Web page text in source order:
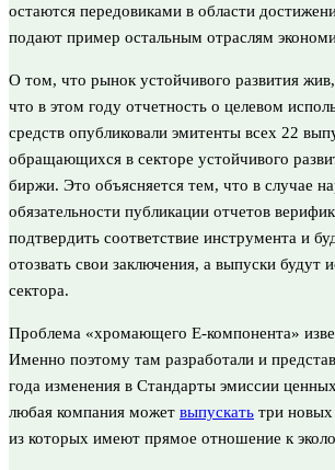
остаются передовиками в области
подают пример остальным отраслям
О том, что рынок устойчивого развития
что в этом году отчетность о целевом
средств опубликовали эмитенты всех 22
обращающихся в секторе устойчивого
биржи. Это объясняется тем, что в случае
обязательности публикации отчетов
подтвердить соответствие инструмента и
отозвать свои заключения, а выпуски будут
сектора.
Проблема «хромающего E-компонента»
Именно поэтому там разработали и
года изменения в Стандарты эмиссии
любая компания может выпускать три новых
из которых имеют прямое отношение к